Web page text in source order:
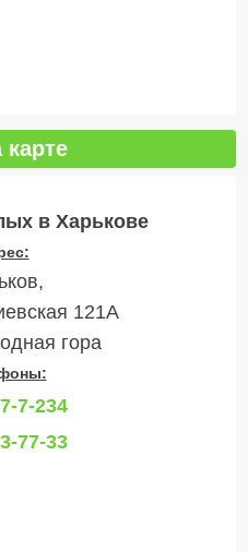
в Харькове
121А
гора
7-234
77-33